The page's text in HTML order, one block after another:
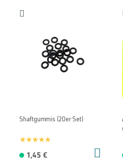
Shaftgummis (20er Set)
1,45 €